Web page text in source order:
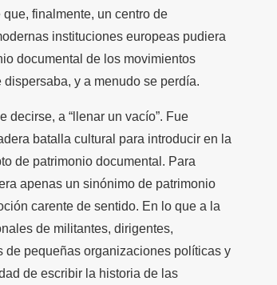
finalmente, un centro de
instituciones europeas pudiera
documental de los movimientos
y a menudo se perdía.
decirse, a “llenar un vacío”. Fue
batalla cultural para introducir en la
de patrimonio documental. Para
apenas un sinónimo de patrimonio
carente de sentido. En lo que a la
de militantes, dirigentes,
de pequeñas organizaciones políticas y
de escribir la historia de las